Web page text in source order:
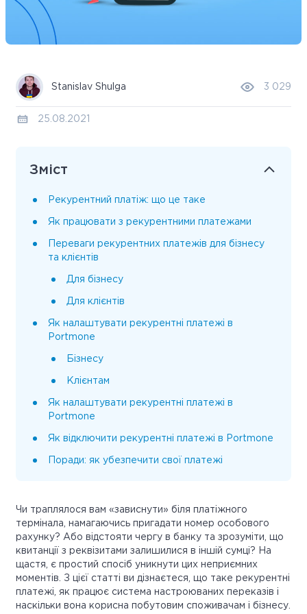
Stanislav Shulga 3 029
25.08.2021
Зміст
Рекурентний платіж: що це таке
Як працювати з рекурентними платежами
Переваги рекурентних платежів для бізнесу
та клієнтів
Для бізнесу
Для клієнтів
Як налаштувати рекурентні платежі в
Portmone
Бізнесу
Клієнтам
Як налаштувати рекурентні платежі в
Portmone
Як відключити рекурентні платежі в Portmone
Поради: як убезпечити свої платежі
Чи траплялося вам «зависнути» біля платіжного
термінала, намагаючись пригадати номер особового
рахунку? Або відстояти чергу в банку та зрозуміти, що
квитанції з реквізитами залишилися в іншій сумці? На
щастя, є простий спосіб уникнути цих неприємних
моментів. З цієї статті ви дізнаєтеся, що таке рекурентні
платежі, як працює система настроюваних переказів і
наскільки вона корисна побутовим споживачам і бізнесу.